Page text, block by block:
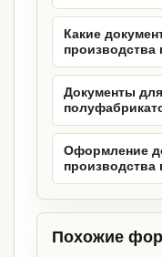
Какие
производства
Документы
Оформление
производства
Похожие